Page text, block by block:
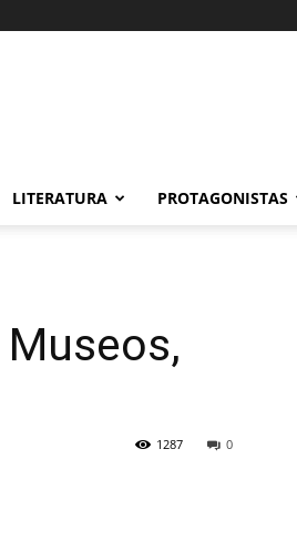
LITERATURA PROTAGONISTAS
0
1287